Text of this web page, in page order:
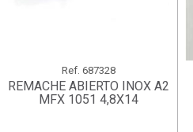
Ref. 687328
REMACHE ABIERTO INOX A2
MFX 1051 4,8X14